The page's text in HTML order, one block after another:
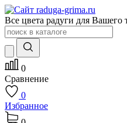
Все цвета радуги для Вашего
0
Сравнение
0
Избранное